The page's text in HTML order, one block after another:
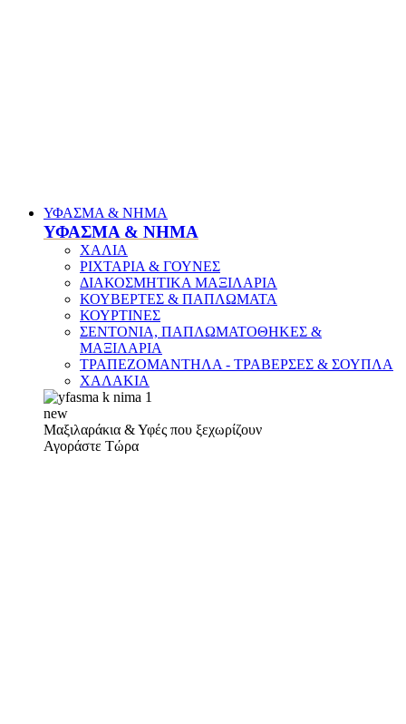
ΥΦΑΣΜΑ & ΝΗΜΑ
ΥΦΑΣΜΑ & ΝΗΜΑ
ΧΑΛΙΑ
ΡΙΧΤΑΡΙΑ & ΓΟΥΝΕΣ
ΔΙΑΚΟΣΜΗΤΙΚΑ ΜΑΞΙΛΑΡΙΑ
ΚΟΥΒΕΡΤΕΣ & ΠΑΠΛΩΜΑΤΑ
ΚΟΥΡΤΙΝΕΣ
ΣΕΝΤΟΝΙΑ, ΠΑΠΛΩΜΑΤΟΘΗΚΕΣ &
ΜΑΞΙΛΑΡΙΑ
ΤΡΑΠΕΖΟΜΑΝΤΗΛΑ - ΤΡΑΒΕΡΣΕΣ & ΣΟΥΠΛΑ
ΧΑΛΑΚΙΑ
new
Μαξιλαράκια & Υφές που ξεχωρίζουν
Αγοράστε Τώρα